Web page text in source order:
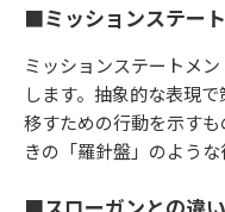
■ミッションステー
ミッションステートメ
します。抽象的な表現
移すための行動を示す
きの「羅針盤」のような